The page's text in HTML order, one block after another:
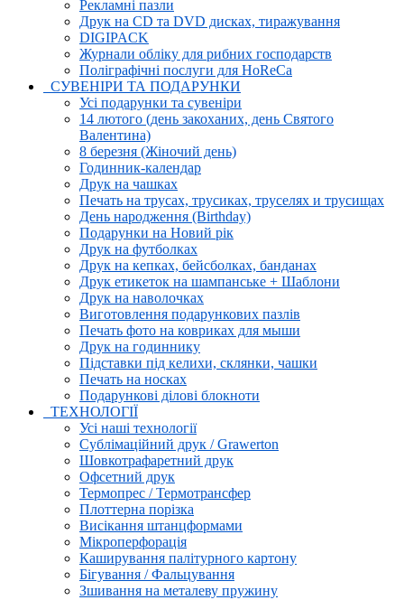
Рекламні пазли
Друк на CD та DVD дисках, тиражування
DIGIPACK
Журнали обліку для рибних господарств
Поліграфічні послуги для HoReCa
СУВЕНІРИ ТА ПОДАРУНКИ
Усі подарунки та сувеніри
14 лютого (день закоханих, день Святого
Валентина)
8 березня (Жіночий день)
Годинник-календар
Друк на чашках
Печать на трусах, трусиках, труселях и трусищах
День народження (Birthday)
Подарунки на Новий рік
Друк на футболках
Друк на кепках, бейсболках, банданах
Друк етикеток на шампанське + Шаблони
Друк на наволочках
Виготовлення подарункових пазлів
Печать фото на ковриках для мыши
Друк на годиннику
Підставки під келихи, склянки, чашки
Печать на носках
Подарункові ділові блокноти
ТЕХНОЛОГІЇ
Усі наші технології
Сублімаційний друк / Grawerton
Шовкотрафаретний друк
Офсетний друк
Термопрес / Термотрансфер
Плоттерна порізка
Висікання штанцформами
Мікроперфорація
Каширування палітурного картону
Бігування / Фальцування
Зшивання на металеву пружину